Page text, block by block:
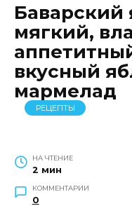
Баварский
мягкий,
вкусный
мармелад
РЕЦЕПТЫ
НА ЧТЕНИЕ
2 мин
КОММЕНТАРИИ
0